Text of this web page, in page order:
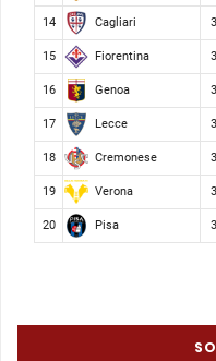
14 Cagliari
15 Fiorentina
16 Genoa
17 Lecce
18 Cremonese
19 Verona
20 Pisa